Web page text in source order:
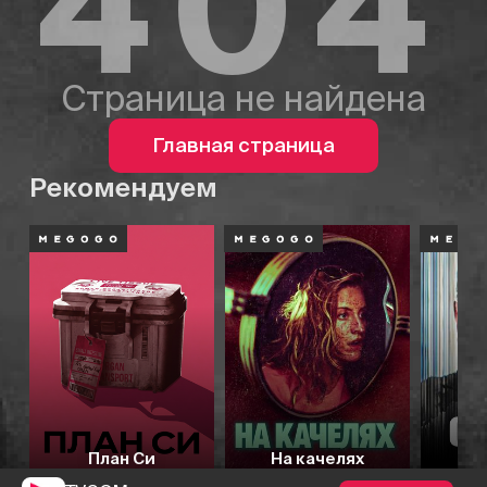
Страница не найдена
Главная страница
Рекомендуем
План Си На качелях